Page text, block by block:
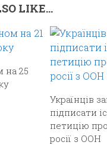
LIKE...
на 25
Українців
підписати
петицію
росії з ООН